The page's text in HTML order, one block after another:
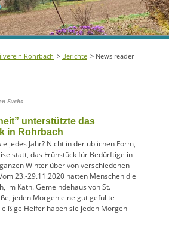
Rohrbach Berichte
News reader
Fuchs
unterstützte das
in Rohrbach
jedes Jahr? Nicht in der üblichen Form,
statt, das Frühstück für Bedürftige in
Winter über von verschiedenen
23.-29.11.2020 hatten Menschen die
im Kath. Gemeindehaus von St.
jeden Morgen eine gut gefüllte
Helfer haben sie jeden Morgen